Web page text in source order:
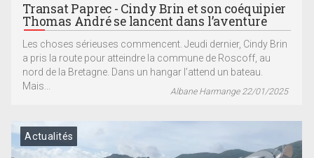
Transat Paprec - Cindy Brin et son coéquipier
Thomas André se lancent dans l’aventure
Les choses sérieuses commencent. Jeudi dernier, Cindy Brin
a pris la route pour atteindre la commune de Roscoff, au
nord de la Bretagne. Dans un hangar l’attend un bateau.
Mais...
Albane Harmange 22/01/2025
Actualités